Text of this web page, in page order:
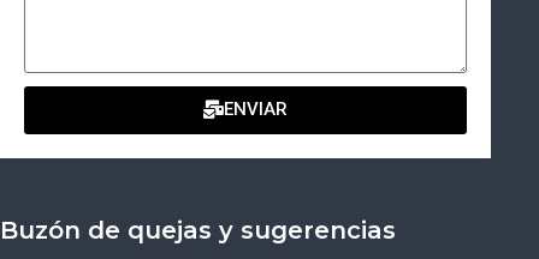
ENVIAR
Buzón de quejas y sugerencias